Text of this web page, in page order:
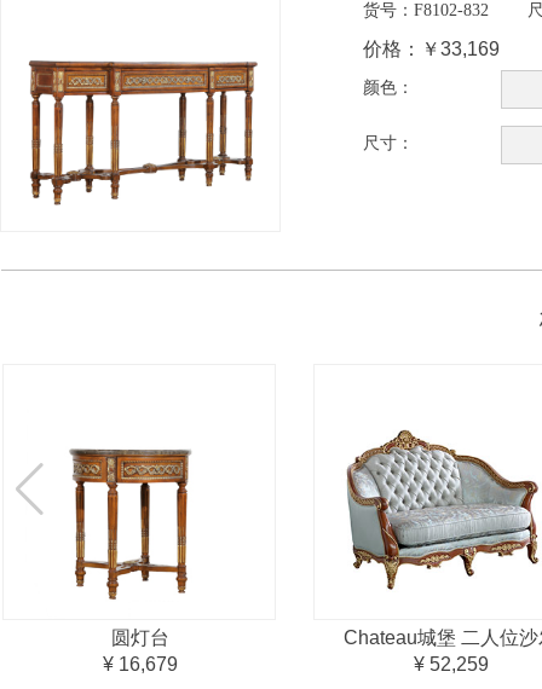
货号： F8102-832 尺
价格： ￥33,169
颜色：
尺寸：
圆灯台
¥ 16,679
Chateau城堡 二人位
¥ 52,259